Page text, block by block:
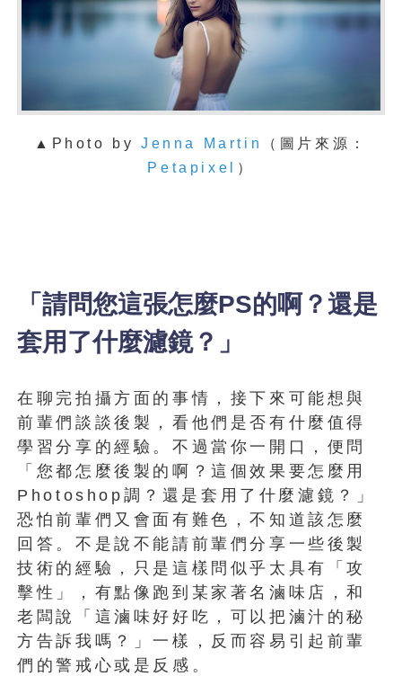
▲Photo byJenna Martin
（圖片來源：
Petapixel
）
「請問您這張怎麼PS的啊？還是
套用了什麼濾鏡？」
在聊完拍攝方面的事情，接下來可能想與
前輩們談談後製，看他們是否有什麼值得
學習分享的經驗。不過當你一開口，便問
「您都怎麼後製的啊？這個效果要怎麼用
Photoshop調？還是套用了什麼濾鏡？」
恐怕前輩們又會面有難色，不知道該怎麼
回答。不是說不能請前輩們分享一些後製
技術的經驗，只是這樣問似乎太具有「攻
擊性」，有點像跑到某家著名滷味店，和
老闆說「這滷味好好吃，可以把滷汁的秘
方告訴我嗎？」一樣，反而容易引起前輩
們的警戒心或是反感。